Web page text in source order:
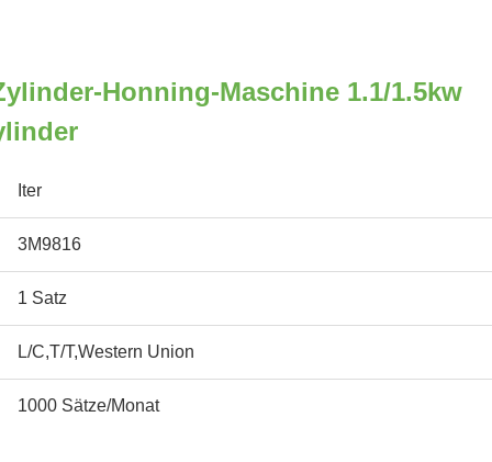
Honning-Maschine 1.1/1.5kw
Iter
3M9816
1 Satz
L/C,T/T,Western Union
1000 Sätze/Monat